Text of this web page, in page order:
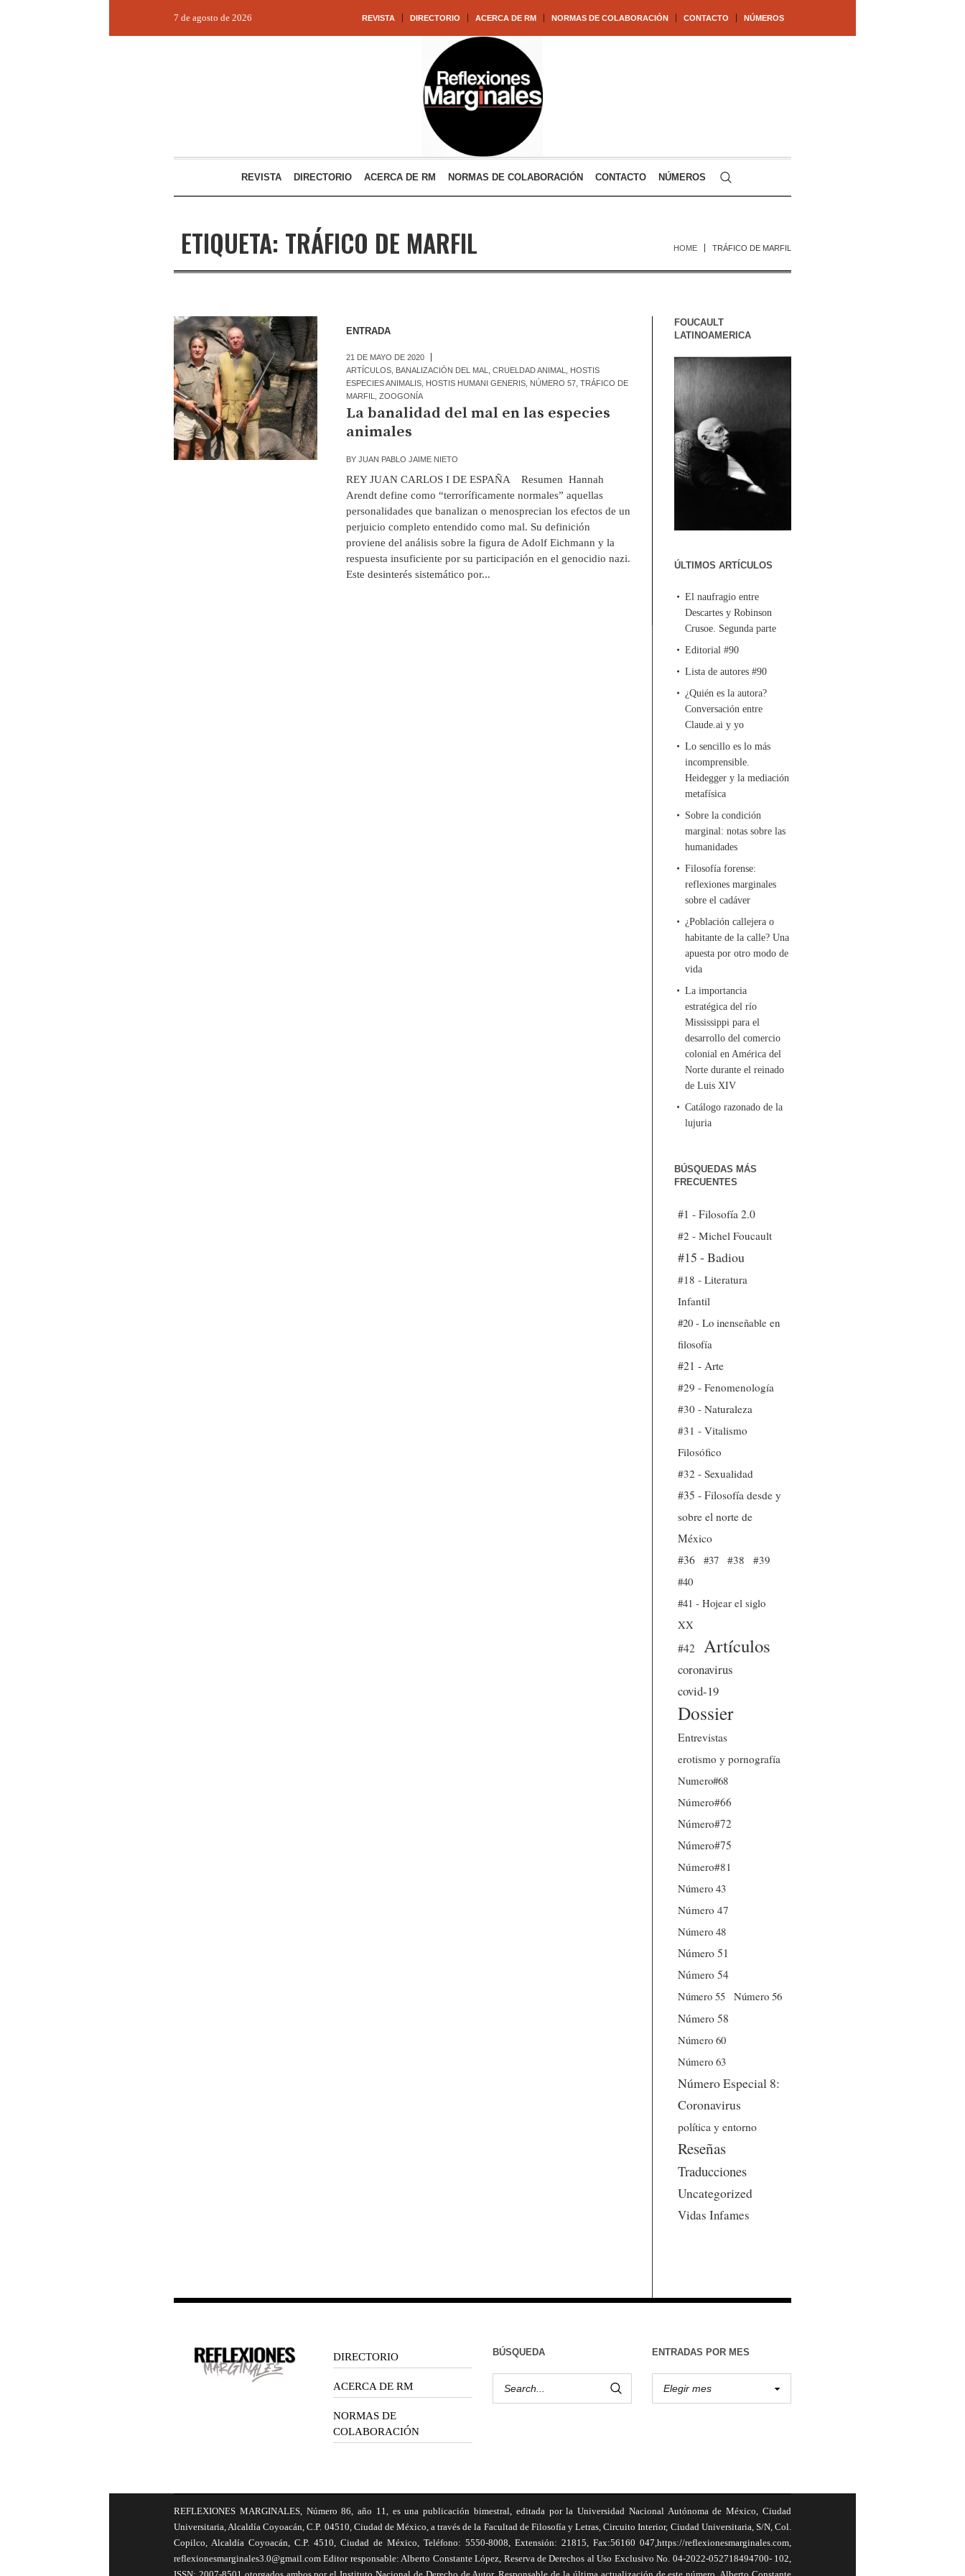
REVISTA DIRECTORIO ACERCA DE RM NORMAS DE COLABORACIÓN CONTACTO NÚMEROS
7 de agosto de 2026
REVISTA DIRECTORIO ACERCA DE RM NORMAS DE COLABORACIÓN CONTACTO NÚMEROS
ETIQUETA: TRÁFICO DE MARFIL HOME TRÁFICO DE MARFIL
ENTRADA
21 DE MAYO DE 2020
ARTÍCULOS, BANALIZACIÓN DEL MAL CRUELDAD ANIMAL
HOSTIS
ESPECIES ANIMALIS, HOSTIS HUMANI GENERIS, NÚMERO 57, TRÁFICO DE
MARFIL
ZOOGONÍA
La banalidad del mal en las especies
animales
BY JUAN PABLO JAIME NIETO
REY JUAN CARLOS I DE ESPAÑA Resumen Hannah
Arendt define como “terroríficamente normales” aquellas
personalidades que banalizan o menosprecian los efectos de un
perjuicio completo entendido como mal. Su definición
proviene del análisis sobre la figura de Adolf Eichmann y la
respuesta insuficiente por su participación en el genocidio nazi.
Este desinterés sistemático por...
FOUCAULT
LATINOAMERICA
ÚLTIMOS ARTÍCULOS
El naufragio entre
Descartes y Robinson
Crusoe. Segunda parte
Editorial #90
Lista de autores #90
¿Quién es la autora?
Conversación entre
Claude.ai y yo
Lo sencillo es lo más
incomprensible.
Heidegger y la mediación
metafísica
Sobre la condición
marginal: notas sobre las
humanidades
Filosofía forense:
reflexiones marginales
sobre el cadáver
¿Población callejera o
habitante de la calle? Una
apuesta por otro modo de
vida
La importancia
estratégica del río
Mississippi para el
desarrollo del comercio
colonial en América del
Norte durante el reinado
de Luis XIV
Catálogo razonado de la
lujuria
BÚSQUEDAS MÁS
FRECUENTES
#1 - Filosofía 2.0
#2 - Michel Foucault
#15 - Badiou
#18 - Literatura
Infantil
#20 - Lo inenseñable en
filosofía
#21 - Arte
#29 - Fenomenología
#30 - Naturaleza
#31 - Vitalismo
Filosófico
#32 - Sexualidad
#35 - Filosofía desde y
sobre el norte de
México
#36
#37 #38
#39
#40
#41 - Hojear el siglo
XX
#42
Artículos
coronavirus
covid-19
Dossier
Entrevistas
erotismo y pornografía
Numero#68
Número#66
Número#72
Número#75
Número#81
Número 43
Número 47
Número 48
Número 51
Número 54
Número 55
Número 56
Número 58
Número 60
Número 63
Número Especial 8:
Coronavirus
política y entorno
Reseñas
Traducciones
Uncategorized
Vidas Infames
DIRECTORIO
ACERCA DE RM
NORMAS DE
COLABORACIÓN
BÚSQUEDA ENTRADAS POR MES
REFLEXIONES MARGINALES, Número 86, año 11, es una publicación bimestral, editada por la Universidad Nacional Autónoma de México, Ciudad
Universitaria, Alcaldía Coyoacán, C.P. 04510, Ciudad de México, a través de la Facultad de Filosofía y Letras, Circuito Interior, Ciudad Universitaria, S/N, Col.
Copilco, Alcaldía Coyoacán, C.P. 4510, Ciudad de México, Teléfono: 5550-8008, Extensión: 21815, Fax:56160 047,https://reflexionesmarginales.com,
reflexionesmarginales3.0@gmail.com Editor responsable: Alberto Constante López, Reserva de Derechos al Uso Exclusivo No. 04-2022-052718494700- 102,